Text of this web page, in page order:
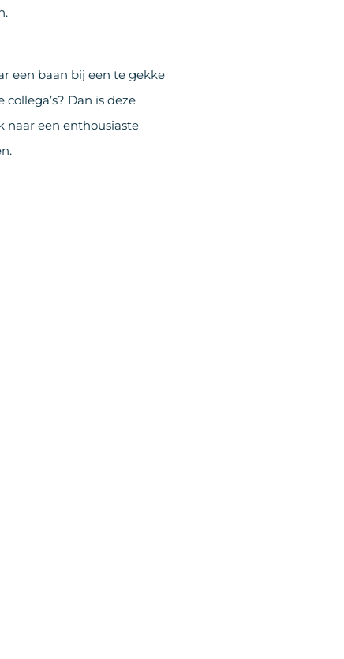
een baan bij een te gekke
Dan is deze
naar een enthousiaste